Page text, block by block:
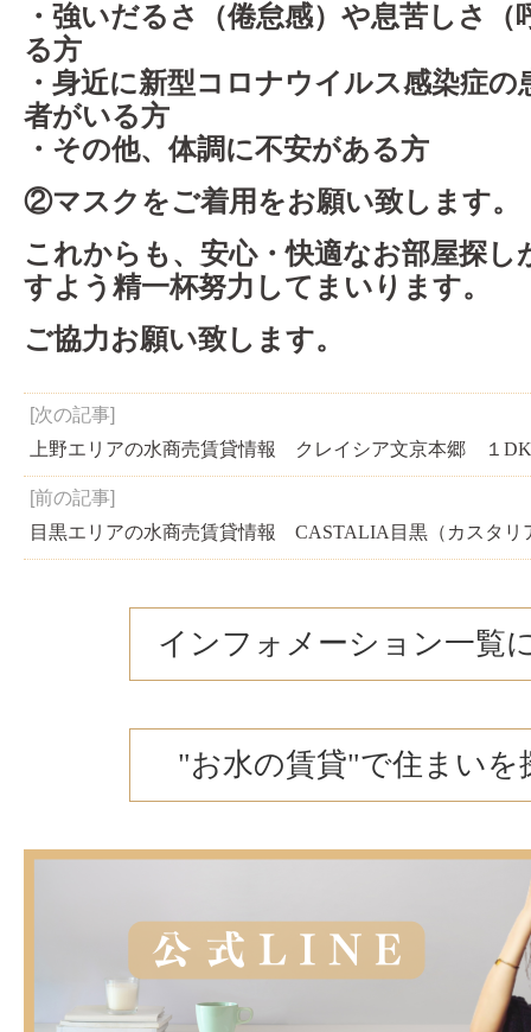
・強いだるさ（倦怠感）や息苦しさ（
る方
・身近に新型コロナウイルス感染症の
者がいる方
・その他、体調に不安がある方
②マスクをご着用をお願い致します。
これからも、安心・快適なお部屋探し
すよう精一杯努力してまいります。
ご協力お願い致します。
[次の記事]
上野エリアの水商売賃貸情報 クレイシア文京本郷 １
[前の記事]
目黒エリアの水商売賃貸情報 CASTALIA目黒（カスタリ
インフォメーション一覧
"お水の賃貸"で住まいを